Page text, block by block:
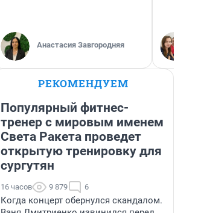
Анастасия Завгородняя
РЕКОМЕНДУЕМ
Популярный фитнес-
тренер с мировым именем
Света Ракета проведет
открытую тренировку для
сургутян
16 часов 9 879 6
Когда концерт обернулся скандалом.